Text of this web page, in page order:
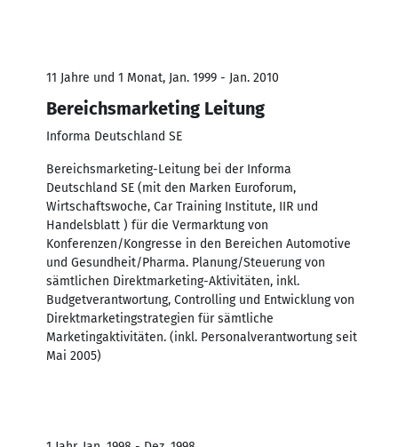
11 Jahre und 1 Monat, Jan. 1999 - Jan. 2010
Bereichsmarketing Leitung
Informa Deutschland SE
Bereichsmarketing-Leitung bei der Informa
Deutschland SE (mit den Marken Euroforum,
Wirtschaftswoche, Car Training Institute, IIR und
Handelsblatt ) für die Vermarktung von
Konferenzen/Kongresse in den Bereichen Automotive
und Gesundheit/Pharma. Planung/Steuerung von
sämtlichen Direktmarketing-Aktivitäten, inkl.
Budgetverantwortung, Controlling und Entwicklung von
Direktmarketingstrategien für sämtliche
Marketingaktivitäten. (inkl. Personalverantwortung seit
Mai 2005)